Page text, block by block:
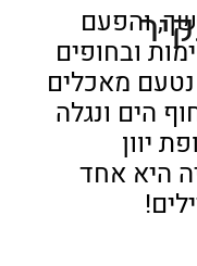
והפעם
ובחופים
נטעם מאכלים
הים ונגלה
יוון
היא אחד